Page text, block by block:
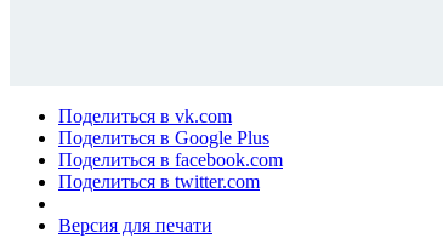
Поделиться в vk.com
Поделиться в Google Plus
Поделиться в facebook.com
Поделиться в twitter.com
Версия для печати